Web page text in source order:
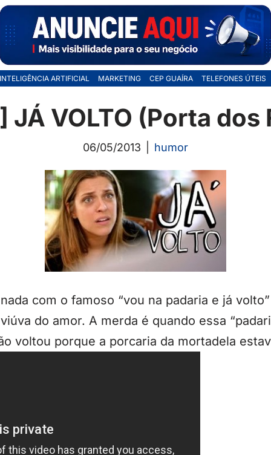
ARTIFICIAL MARKETING CEP GUAÍRA TELEFONES ÚTEIS
JÁ VOLTO (Porta dos
06/05/2013 humor
com o famoso “vou na padaria e já
do amor. A merda é quando essa
voltou porque a porcaria da mortadela